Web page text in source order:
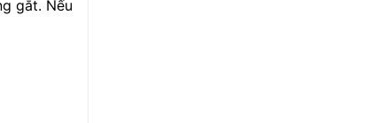
gắt. Nếu